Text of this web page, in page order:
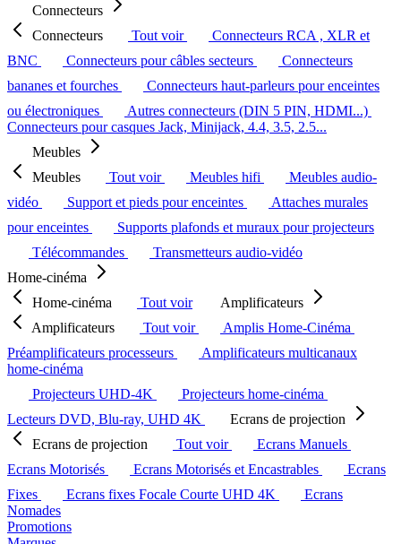
Connecteurs
Connecteurs
Tout voir
Connecteurs RCA , XLR et
BNC
Connecteurs pour câbles secteurs
Connecteurs
bananes et fourches
Connecteurs haut-parleurs pour enceintes
ou électroniques
Autres connecteurs (DIN 5 PIN, HDMI...)
Connecteurs pour casques Jack, Minijack, 4.4, 3.5, 2.5...
Meubles
Meubles
Tout voir Meubles hifi
Meubles audio-
vidéo
Support et pieds pour enceintes
Attaches murales
pour enceintes
Supports plafonds et muraux pour projecteurs
Télécommandes
Transmetteurs audio-vidéo
Home-cinéma
Home-cinéma
Tout voir
Amplificateurs
Amplificateurs
Tout voir
Amplis Home-Cinéma
Préamplificateurs processeurs
Amplificateurs multicanaux
home-cinéma
Projecteurs UHD-4K
Projecteurs home-cinéma
Lecteurs DVD, Blu-ray, UHD 4K
Ecrans de projection
Ecrans de projection
Tout voir
Ecrans Manuels
Ecrans Motorisés
Ecrans Motorisés et Encastrables
Ecrans
Fixes
Ecrans fixes Focale Courte UHD 4K
Ecrans
Nomades
Promotions